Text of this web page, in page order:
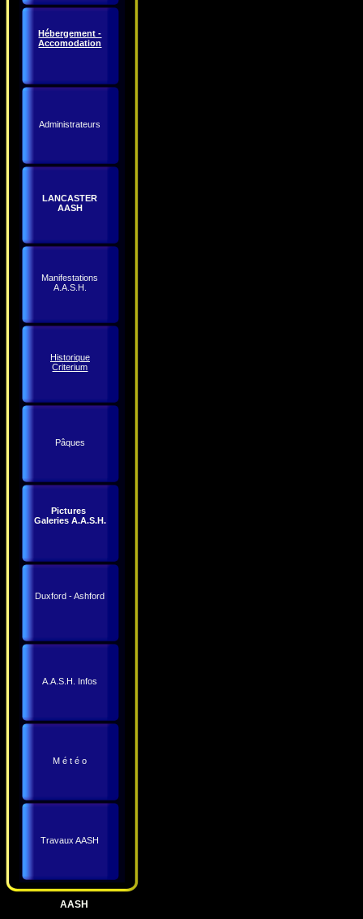
Hébergement -
Accomodation
Administrateurs
LANCASTER
AASH
Manifestations
A.A.S.H.
Historique
Criterium
Pâques
Pictures
Galeries A.A.S.H.
Duxford - Ashford
A.A.S.H. Infos
M é t é o
Travaux AASH
AASH